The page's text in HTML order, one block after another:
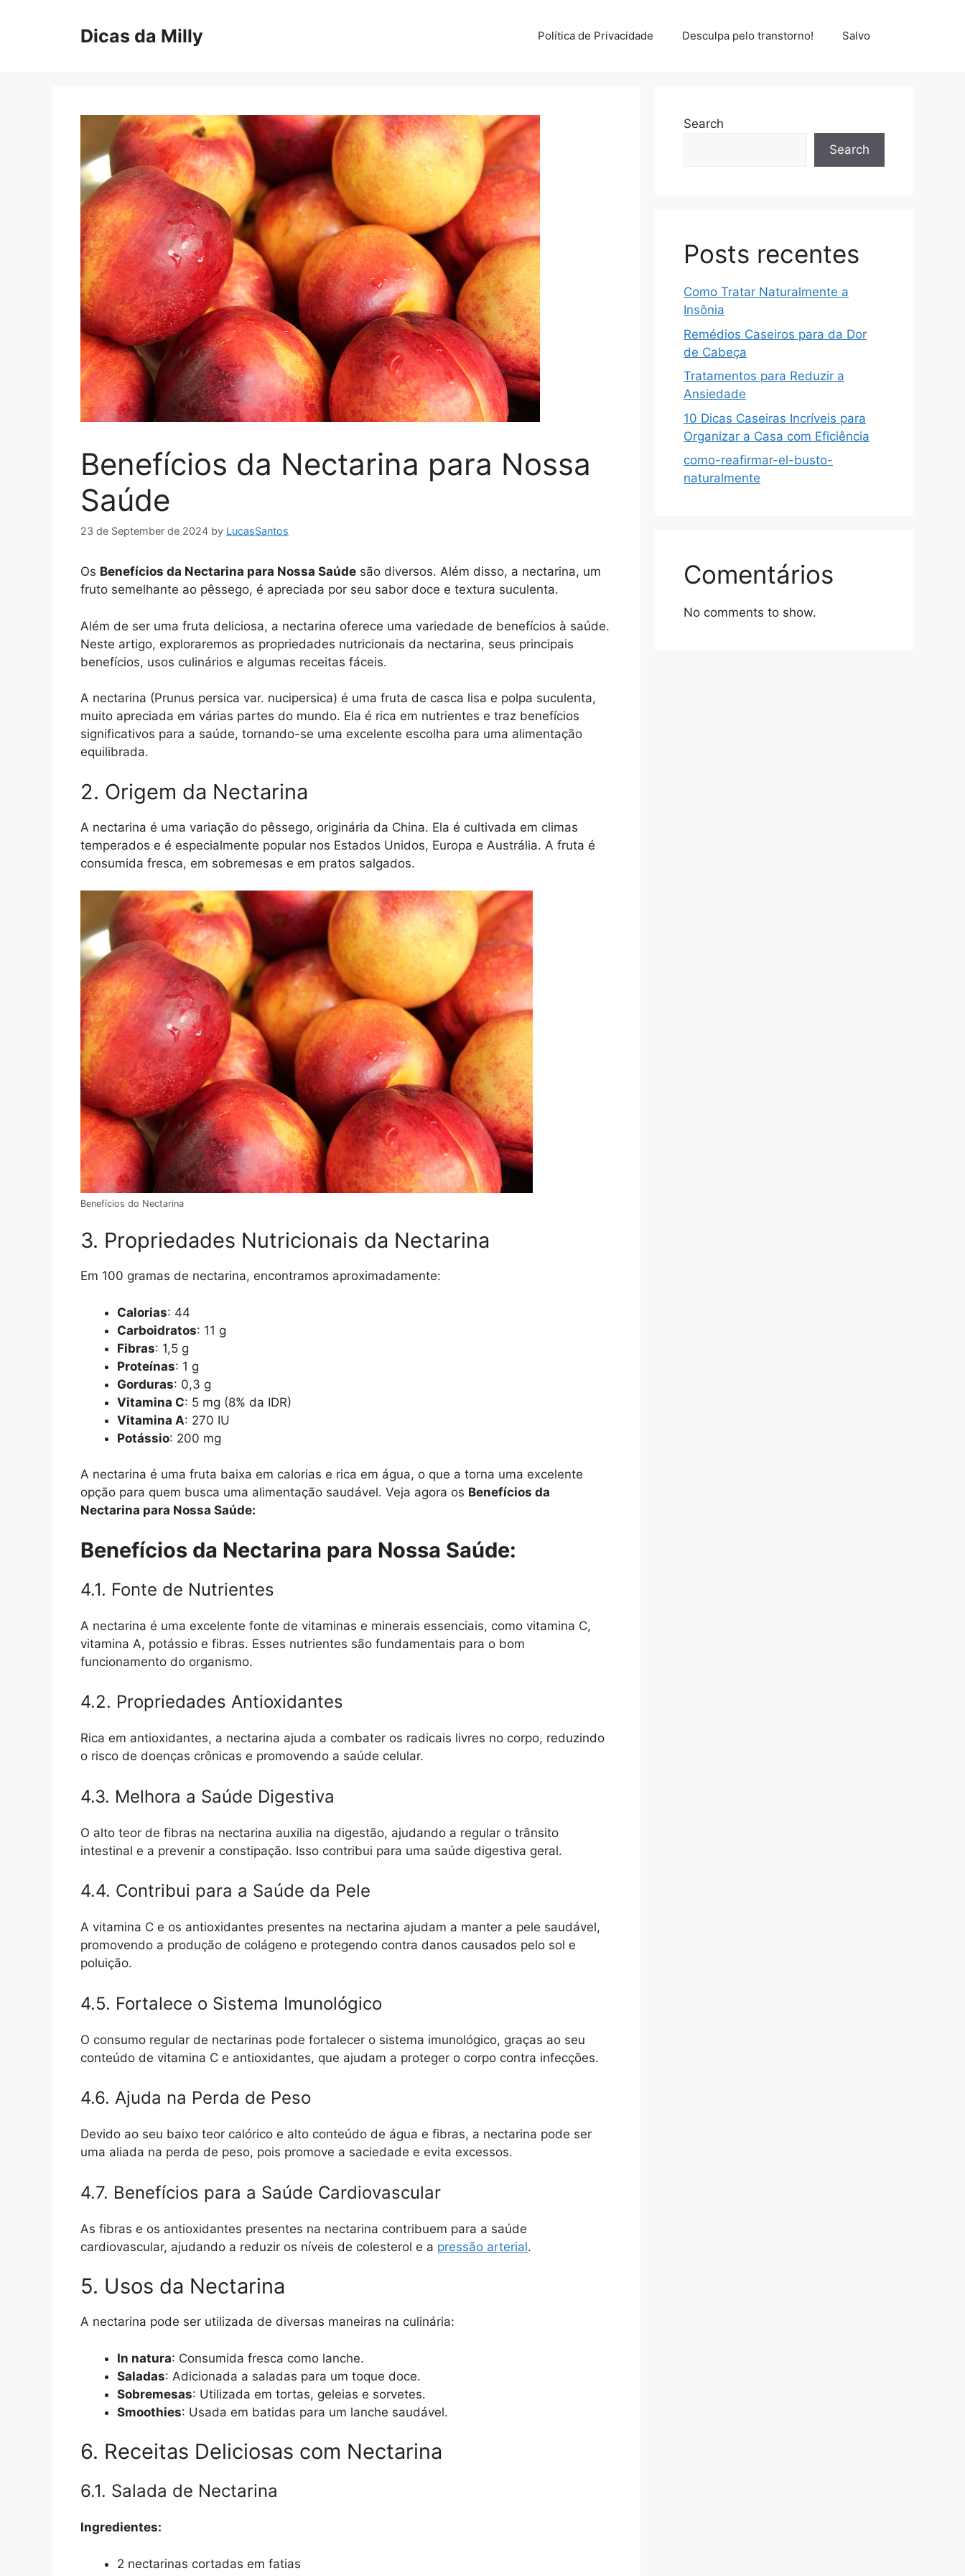
Dicas da Milly Política de Privacidade Desculpa pelo transtorno! Salvo
Benefícios da Nectarina para Nossa
Saúde
23 de September de 2024 by LucasSantos
Os Benefícios da Nectarina para Nossa Saúde são diversos. Além disso, a nectarina, um
fruto semelhante ao pêssego, é apreciada por seu sabor doce e textura suculenta.
Além de ser uma fruta deliciosa, a nectarina oferece uma variedade de benefícios à saúde.
Neste artigo, exploraremos as propriedades nutricionais da nectarina, seus principais
benefícios, usos culinários e algumas receitas fáceis.
A nectarina (Prunus persica var. nucipersica) é uma fruta de casca lisa e polpa suculenta,
muito apreciada em várias partes do mundo. Ela é rica em nutrientes e traz benefícios
significativos para a saúde, tornando-se uma excelente escolha para uma alimentação
equilibrada.
2. Origem da Nectarina
A nectarina é uma variação do pêssego, originária da China. Ela é cultivada em climas
temperados e é especialmente popular nos Estados Unidos, Europa e Austrália. A fruta é
consumida fresca, em sobremesas e em pratos salgados.
Benefícios do Nectarina
3. Propriedades Nutricionais da Nectarina
Em 100 gramas de nectarina, encontramos aproximadamente:
Calorias: 44
Carboidratos: 11 g
Fibras: 1,5 g
Proteínas: 1 g
Gorduras: 0,3 g
Vitamina C: 5 mg (8% da IDR)
Vitamina A: 270 IU
Potássio: 200 mg
A nectarina é uma fruta baixa em calorias e rica em água, o que a torna uma excelente
opção para quem busca uma alimentação saudável. Veja agora os Benefícios da
Nectarina para Nossa Saúde:
Benefícios da Nectarina para Nossa Saúde:
4.1. Fonte de Nutrientes
A nectarina é uma excelente fonte de vitaminas e minerais essenciais, como vitamina C,
vitamina A, potássio e fibras. Esses nutrientes são fundamentais para o bom
funcionamento do organismo.
4.2. Propriedades Antioxidantes
Rica em antioxidantes, a nectarina ajuda a combater os radicais livres no corpo, reduzindo
o risco de doenças crônicas e promovendo a saúde celular.
4.3. Melhora a Saúde Digestiva
O alto teor de fibras na nectarina auxilia na digestão, ajudando a regular o trânsito
intestinal e a prevenir a constipação. Isso contribui para uma saúde digestiva geral.
4.4. Contribui para a Saúde da Pele
A vitamina C e os antioxidantes presentes na nectarina ajudam a manter a pele saudável,
promovendo a produção de colágeno e protegendo contra danos causados pelo sol e
poluição.
4.5. Fortalece o Sistema Imunológico
O consumo regular de nectarinas pode fortalecer o sistema imunológico, graças ao seu
conteúdo de vitamina C e antioxidantes, que ajudam a proteger o corpo contra infecções.
4.6. Ajuda na Perda de Peso
Devido ao seu baixo teor calórico e alto conteúdo de água e fibras, a nectarina pode ser
uma aliada na perda de peso, pois promove a saciedade e evita excessos.
4.7. Benefícios para a Saúde Cardiovascular
As fibras e os antioxidantes presentes na nectarina contribuem para a saúde
cardiovascular, ajudando a reduzir os níveis de colesterol e a pressão arterial.
5. Usos da Nectarina
A nectarina pode ser utilizada de diversas maneiras na culinária:
In natura: Consumida fresca como lanche.
Saladas: Adicionada a saladas para um toque doce.
Sobremesas: Utilizada em tortas, geleias e sorvetes.
Smoothies: Usada em batidas para um lanche saudável.
6. Receitas Deliciosas com Nectarina
6.1. Salada de Nectarina
Ingredientes:
2 nectarinas cortadas em fatias
Search
Search
Posts recentes
Como Tratar Naturalmente a
Insônia
Remédios Caseiros para da Dor
de Cabeça
Tratamentos para Reduzir a
Ansiedade
10 Dicas Caseiras Incríveis para
Organizar a Casa com Eficiência
como-reafirmar-el-busto-
naturalmente
Comentários
No comments to show.